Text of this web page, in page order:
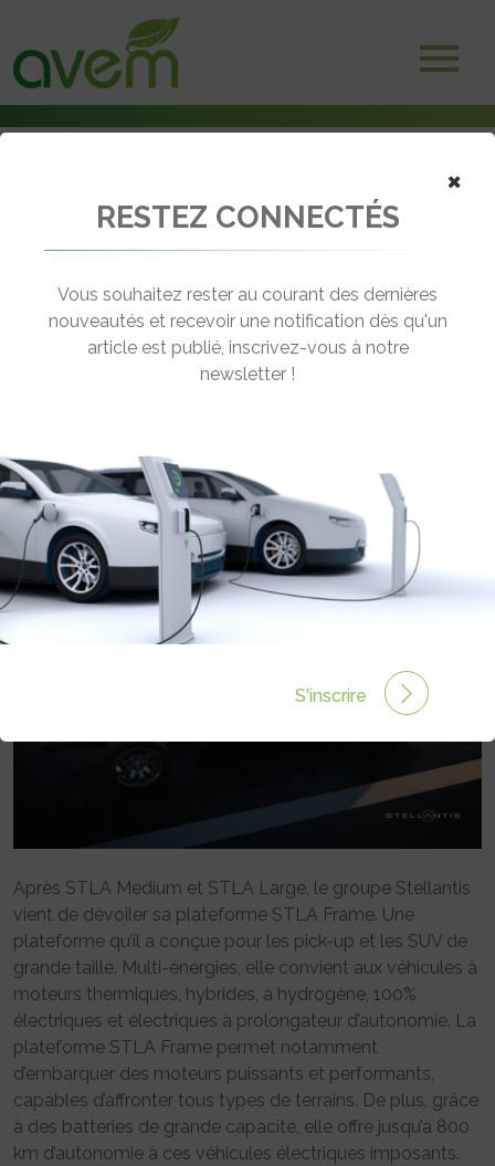
Stellantis dévoile sa plateforme STLA Frame
← Revenir aux actualités
PLATEFORME STLA FRAME
Rédigé par Emmanuel Maumon le 25 Nov 2024 à 06:00
0 commentaires
Après STLA Medium et STLA Large, le groupe Stellantis
vient de dévoiler sa plateforme STLA Frame. Une
plateforme qu’il a conçue pour les pick-up et les SUV de
grande taille. Multi-énergies, elle convient aux véhicules à
moteurs thermiques, hybrides, à hydrogène, 100%
électriques et électriques à prolongateur d’autonomie. La
plateforme STLA Frame permet notamment
d’embarquer des moteurs puissants et performants,
capables d’affronter tous types de terrains. De plus, grâce
à des batteries de grande capacité, elle offre jusqu’à 800
km d’autonomie à ces véhicules électriques imposants.
×
RESTEZ CONNECTÉS
Vous souhaitez rester au courant des dernières
nouveautés et recevoir une notification dès qu'un
article est publié, inscrivez-vous à notre
newsletter !
S'inscrire